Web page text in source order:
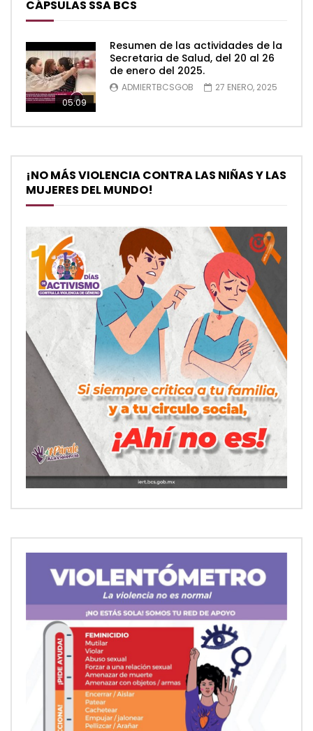
CÁPSULAS SSA BCS
05:09
Resumen de las actividades de la
Secretaria de Salud, del 20 al 26
de enero del 2025.
ADMIERTBCSGOB 27 ENERO, 2025
¡NO MÁS VIOLENCIA CONTRA LAS NIÑAS Y LAS
MUJERES DEL MUNDO!